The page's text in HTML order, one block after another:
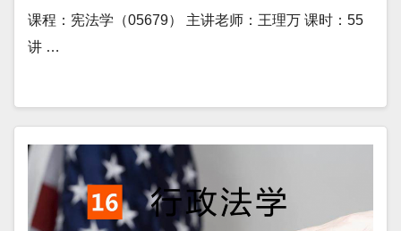
课程：宪法学（05679） 主讲老师：王理万 课时：55
讲 …